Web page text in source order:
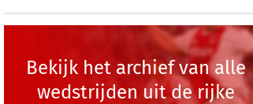
Bekijk het archief van alle
wedstrijden uit de rijke